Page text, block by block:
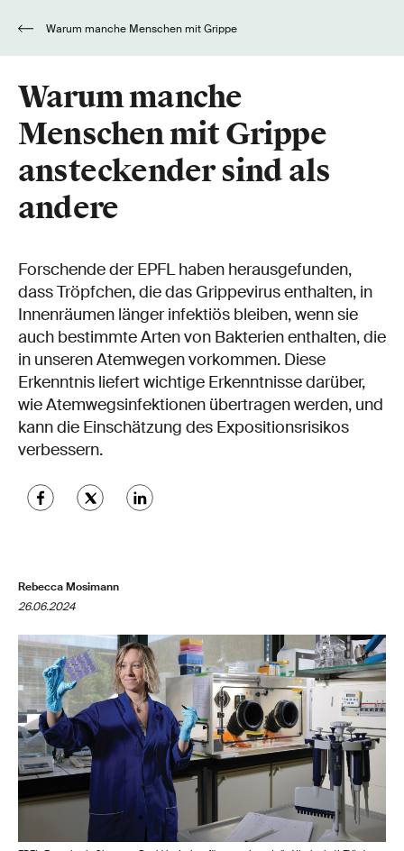
Warum manche
Menschen mit Grippe
ansteckender sind als
andere
Forschende der EPFL haben herausgefunden,
dass Tröpfchen, die das Grippevirus enthalten, in
Innenräumen länger infektiös bleiben, wenn sie
auch bestimmte Arten von Bakterien enthalten, die
in unseren Atemwegen vorkommen. Diese
Erkenntnis liefert wichtige Erkenntnisse darüber,
wie Atemwegsinfektionen übertragen werden, und
kann die Einschätzung des Expositionsrisikos
verbessern.
Rebecca Mosimann
26.06.2024